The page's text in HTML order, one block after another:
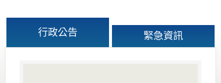
行政公告 緊急資訊